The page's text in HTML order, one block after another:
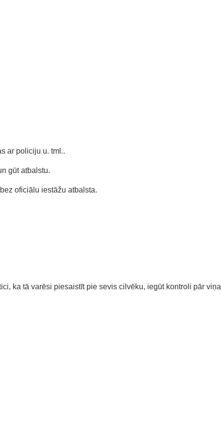
ar policiju u. tml..
gūt atbalstu.
oficiālu iestāžu atbalsta.
ka tā varēsi piesaistīt pie sevis cilvēku, iegūt kontroli pār